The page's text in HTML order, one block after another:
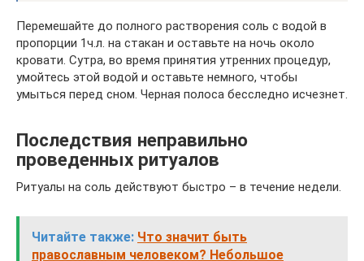
Перемешайте до полного растворения соль с водой в
пропорции 1ч.л. на стакан и оставьте на ночь около
кровати. Сутра, во время принятия утренних процедур,
умойтесь этой водой и оставьте немного, чтобы
умыться перед сном. Черная полоса бесследно исчезнет.
Последствия неправильно
проведенных ритуалов
Ритуалы на соль действуют быстро – в течение недели.
Читайте также: Что значит быть
православным человеком? Небольшое